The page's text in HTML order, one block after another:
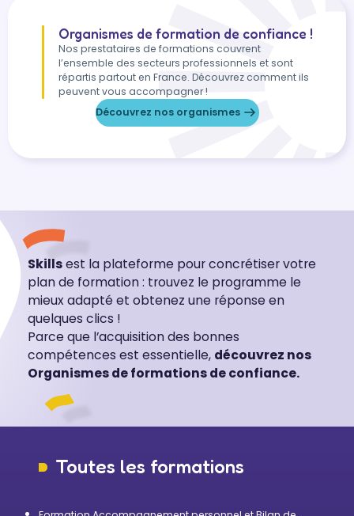
Organismes de formation de confiance !
Nos prestataires de formations couvrent
l’ensemble des secteurs professionnels et sont
répartis partout en France. Découvrez comment ils
peuvent vous accompagner !
Découvrez nos organismes
Skillsest la plateforme pour concrétiser votre
plan de formation : trouvez le programme le
mieux adapté et obtenez une réponse en
quelques clics !
Parce que l’acquisition des bonnes
compétences est essentielle, découvrez nos
Organismes de formations de confiance.
Toutes les formations